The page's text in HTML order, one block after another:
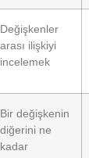
Değişkenler
arası ilişkiyi
incelemek
Bir değişkenin
diğerini ne
kadar